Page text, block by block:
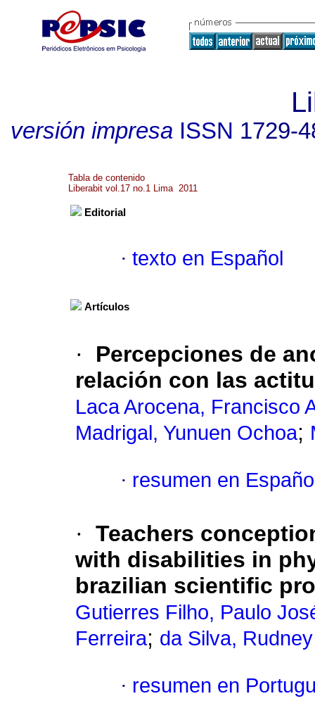
versión impresaISSN 1729-
Tabla de contenido
Liberabit vol.17 no.1 Lima 2011
Editorial
· texto en Español
Artículos
·
Percepciones de
relación con las
Laca Arocena, Francisco
Madrigal, Yunuen Ochoa;
· resumen en
· Teachers
with disabilities in
brazilian scientific
Gutierres Filho, Paulo
Ferreira; da Silva, Rudney
· resumen en